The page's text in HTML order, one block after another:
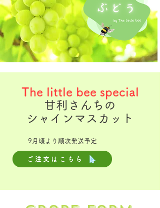
ご注文はこちら
The little bee special
甘利さんちの
シャインマスカット
9月頃より順次発送予定